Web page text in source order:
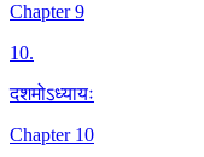
Chapter 9
10.
दशमोऽध्यायः
Chapter 10